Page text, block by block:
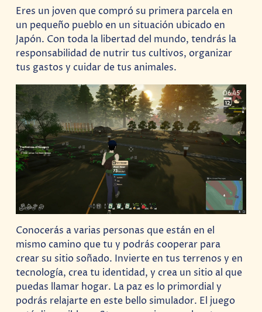
Eres un joven que compró su primera parcela en
un pequeño pueblo en un situación ubicado en
Japón. Con toda la libertad del mundo, tendrás la
responsabilidad de nutrir tus cultivos, organizar
tus gastos y cuidar de tus animales.
Conocerás a varias personas que están en el
mismo camino que tu y podrás cooperar para
crear su sitio soñado. Invierte en tus terrenos y en
tecnología, crea tu identidad, y crea un sitio al que
puedas llamar hogar. La paz es lo primordial y
podrás relajarte en este bello simulador. El juego